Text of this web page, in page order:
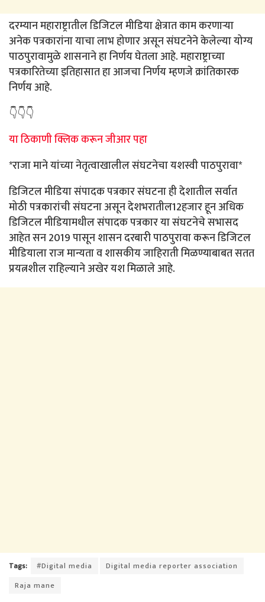
दरम्यान महाराष्ट्रातील डिजिटल मीडिया क्षेत्रात काम करणाऱ्या
अनेक पत्रकारांना याचा लाभ होणार असून संघटनेने केलेल्या योग्य
पाठपुरावामुळे शासनाने हा निर्णय घेतला आहे. महाराष्ट्राच्या
पत्रकारितेच्या इतिहासात हा आजचा निर्णय म्हणजे क्रांतिकारक
निर्णय आहे.
👇👇👇
या ठिकाणी क्लिक करून जीआर पहा
*राजा माने यांच्या नेतृत्वाखालील संघटनेचा यशस्वी पाठपुरावा*
डिजिटल मीडिया संपादक पत्रकार संघटना ही देशातील सर्वात
मोठी पत्रकारांची संघटना असून देशभरातील12हजार हून अधिक
डिजिटल मीडियामधील संपादक पत्रकार या संघटनेचे सभासद
आहेत सन 2019 पासून शासन दरबारी पाठपुरावा करून डिजिटल
मीडियाला राज मान्यता व शासकीय जाहिराती मिळण्याबाबत सतत
प्रयत्नशील राहिल्याने अखेर यश मिळाले आहे.
Tags: #Digital media
Digital media reporter association
Raja mane